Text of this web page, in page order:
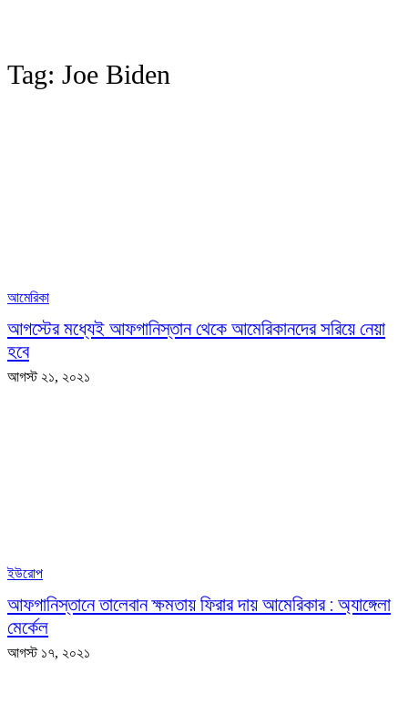
Tag: Joe Biden
আমেরিকা
আগস্টের মধ্যেই আফগানিস্তান থেকে আমেরিকানদের সরিয়ে নেয়া
হবে
আগস্ট ২১, ২০২১
ইউরোপ
আফগানিস্তানে তালেবান ক্ষমতায় ফিরার দায় আমেরিকার : অ্যাঙ্গেলা
মের্কেল
আগস্ট ১৭, ২০২১